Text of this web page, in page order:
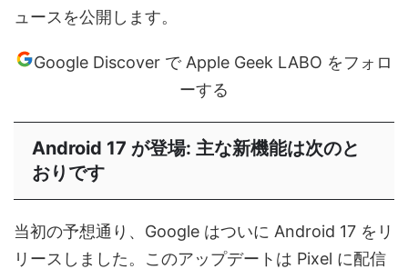
ュースを公開します。
Google Discover で Apple Geek LABO をフォロ
ーする
Android 17 が登場: 主な新機能は次のと
おりです
当初の予想通り、Google はついに Android 17 をリ
リースしました。このアップデートは Pixel に配信